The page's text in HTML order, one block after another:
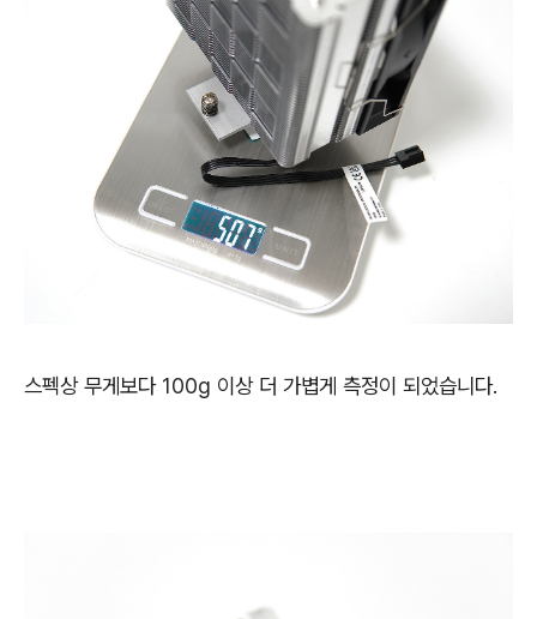
스펙상 무게보다 100g 이상 더 가볍게 측정이 되었습니다.